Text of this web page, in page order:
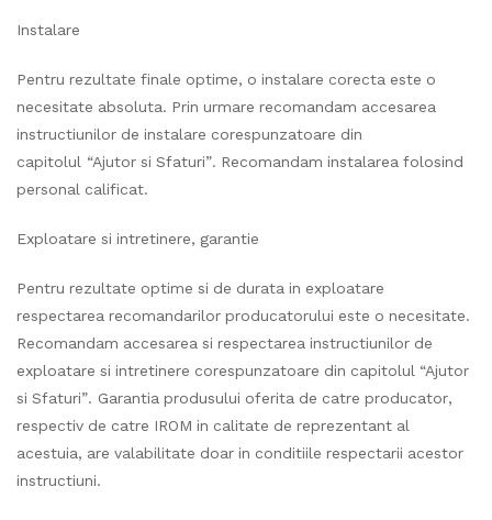
Instalare
Pentru rezultate finale optime, o instalare corecta este o
necesitate absoluta. Prin urmare recomandam accesarea
instructiunilor de instalare corespunzatoare din
capitolul “Ajutor si Sfaturi”. Recomandam instalarea folosind
personal calificat.
Exploatare si intretinere, garantie
Pentru rezultate optime si de durata in exploatare
respectarea recomandarilor producatorului este o necesitate.
Recomandam accesarea si respectarea instructiunilor de
exploatare si intretinere corespunzatoare din capitolul “Ajutor
si Sfaturi”. Garantia produsului oferita de catre producator,
respectiv de catre IROM in calitate de reprezentant al
acestuia, are valabilitate doar in conditiile respectarii acestor
instructiuni.